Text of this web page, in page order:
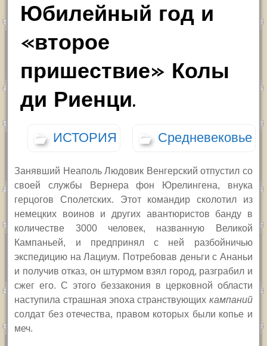
Юбилейный год и
«второе
пришествие» Колы
ди Риенци.
ИСТОРИЯ Средневековье
Занявший Неаполь Людовик Венгерский отпустил со
своей службы Вернера фон Юрелингена, внука
герцогов Сполетских. Этот командир сколотил из
немецких воинов и других авантюристов банду в
количестве 3000 человек, названную Великой
Кампаньей, и предпринял с ней разбойничью
экспедицию на Лациум. Потребовав деньги с Ананьи
и получив отказ, он штурмом взял город, разграбил и
сжег его. С этого беззакония в церковной области
наступила страшная эпоха странствующих кампаний
солдат без отечества, правом которых были копье и
меч.